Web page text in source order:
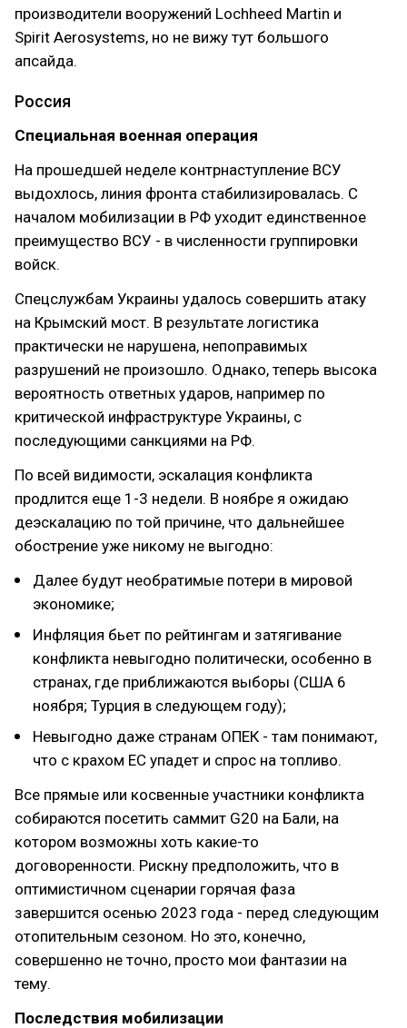
производители вооружений Lochheed Martin и
Spirit Aerosystems, но не вижу тут большого
апсайда.
Россия
Специальная военная операция
На прошедшей неделе контрнаступление ВСУ
выдохлось, линия фронта стабилизировалась. С
началом мобилизации в РФ уходит единственное
преимущество ВСУ - в численности группировки
войск.
Спецслужбам Украины удалось совершить атаку
на Крымский мост. В результате логистика
практически не нарушена, непоправимых
разрушений не произошло. Однако, теперь высока
вероятность ответных ударов, например по
критической инфраструктуре Украины, с
последующими санкциями на РФ.
По всей видимости, эскалация конфликта
продлится еще 1-3 недели. В ноябре я ожидаю
деэскалацию по той причине, что дальнейшее
обострение уже никому не выгодно:
Далее будут необратимые потери в мировой
экономике;
Инфляция бьет по рейтингам и затягивание
конфликта невыгодно политически, особенно в
странах, где приближаются выборы (США 6
ноября; Турция в следующем году);
Невыгодно даже странам ОПЕК - там понимают,
что с крахом ЕС упадет и спрос на топливо.
Все прямые или косвенные участники конфликта
собираются посетить саммит G20 на Бали, на
котором возможны хоть какие-то
договоренности. Рискну предположить, что в
оптимистичном сценарии горячая фаза
завершится осенью 2023 года - перед следующим
отопительным сезоном. Но это, конечно,
совершенно не точно, просто мои фантазии на
тему.
Последствия мобилизации